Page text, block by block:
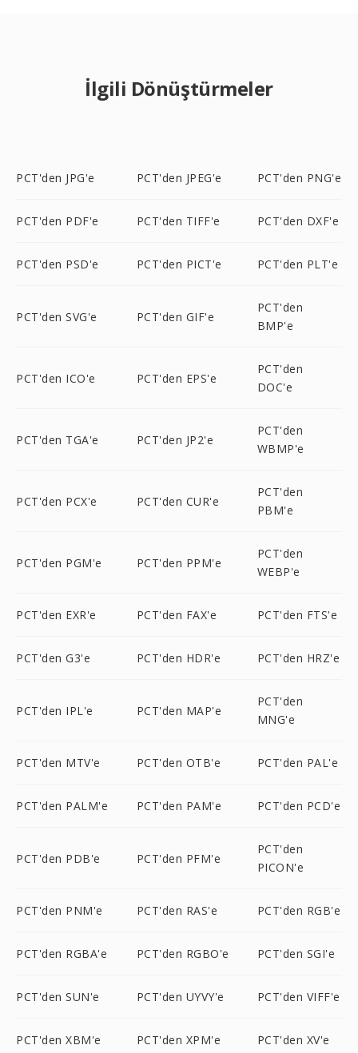
İlgili Dönüştürmeler
PCT'den JPG'e PCT'den JPEG'e PCT'den PNG'e
PCT'den PDF'e PCT'den TIFF'e PCT'den DXF'e
PCT'den PSD'e PCT'den PICT'e PCT'den PLT'e
PCT'den SVG'e PCT'den GIF'e
PCT'den
BMP'e
PCT'den ICO'e PCT'den EPS'e
PCT'den
DOC'e
PCT'den TGA'e PCT'den JP2'e
PCT'den
WBMP'e
PCT'den PCX'e PCT'den CUR'e
PCT'den
PBM'e
PCT'den PGM'e PCT'den PPM'e
PCT'den
WEBP'e
PCT'den EXR'e PCT'den FAX'e PCT'den FTS'e
PCT'den G3'e PCT'den HDR'e PCT'den HRZ'e
PCT'den IPL'e PCT'den MAP'e
PCT'den
MNG'e
PCT'den MTV'e PCT'den OTB'e PCT'den PAL'e
PCT'den PALM'e PCT'den PAM'e PCT'den PCD'e
PCT'den PDB'e PCT'den PFM'e
PCT'den
PICON'e
PCT'den PNM'e PCT'den RAS'e PCT'den RGB'e
PCT'den RGBA'e PCT'den RGBO'e PCT'den SGI'e
PCT'den SUN'e PCT'den UYVY'e PCT'den VIFF'e
PCT'den XBM'e PCT'den XPM'e PCT'den XV'e